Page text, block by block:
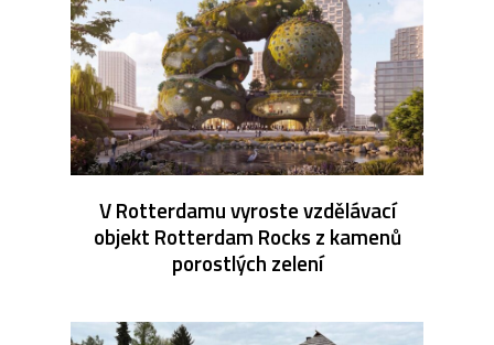
V Rotterdamu vyroste vzdělávací
objekt Rotterdam Rocks z kamenů
porostlých zelení